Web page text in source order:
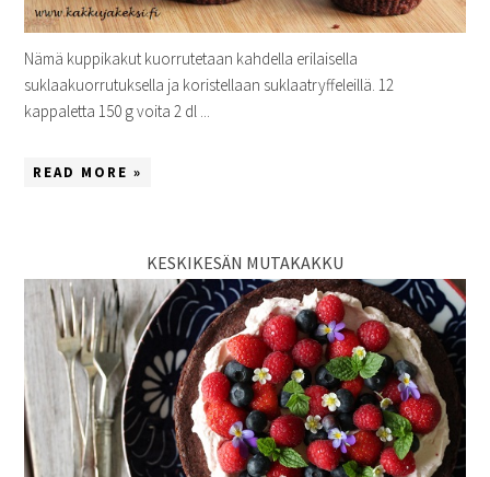
Nämä kuppikakut kuorrutetaan kahdella erilaisella
suklaakuorrutuksella ja koristellaan suklaatryffeleillä. 12
kappaletta 150 g voita 2 dl ...
READ MORE »
KESKIKESÄN MUTAKAKKU